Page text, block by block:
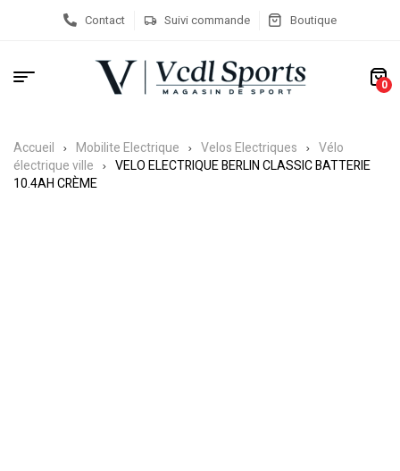
Contact Suivi commande Boutique
0
Accueil Mobilite Electrique Velos Electriques
Vélo
électrique ville
VELO ELECTRIQUE BERLIN CLASSIC BATTERIE
10.4AH CRÈME